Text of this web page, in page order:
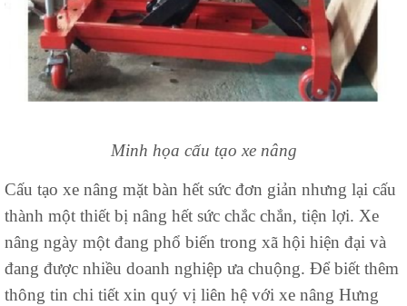
Minh họa cấu tạo xe nâng
Cấu tạo xe nâng mặt bàn hết sức đơn giản nhưng lại cấu
thành một thiết bị nâng hết sức chắc chắn, tiện lợi. Xe
nâng ngày một đang phổ biến trong xã hội hiện đại và
đang được nhiều doanh nghiệp ưa chuộng. Để biết thêm
thông tin chi tiết xin quý vị liên hệ với xe nâng Hưng